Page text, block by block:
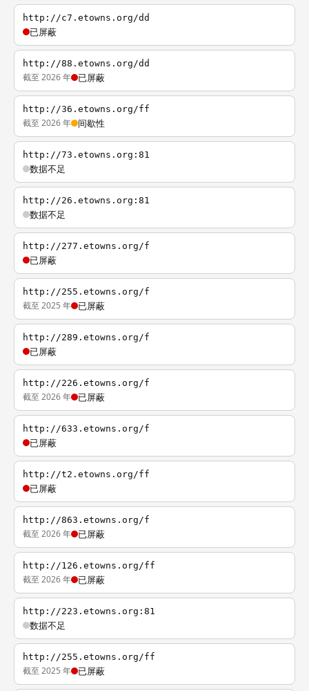
http://c7.etowns.org/dd
已屏蔽
http://88.etowns.org/dd
截至 2026 年 已屏蔽
http://36.etowns.org/ff
截至 2026 年 间歇性
http://73.etowns.org:81
数据不足
http://26.etowns.org:81
数据不足
http://277.etowns.org/f
已屏蔽
http://255.etowns.org/f
截至 2025 年 已屏蔽
http://289.etowns.org/f
已屏蔽
http://226.etowns.org/f
截至 2026 年 已屏蔽
http://633.etowns.org/f
已屏蔽
http://t2.etowns.org/ff
已屏蔽
http://863.etowns.org/f
截至 2026 年 已屏蔽
http://126.etowns.org/ff
截至 2026 年 已屏蔽
http://223.etowns.org:81
数据不足
http://255.etowns.org/ff
截至 2025 年 已屏蔽